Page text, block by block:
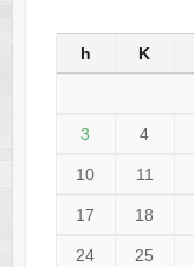
h K
3 4
10 11
17 18
24 25